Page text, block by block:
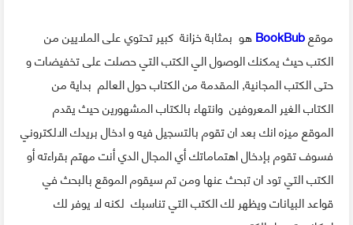
موقعBookBubهو بمثابة خزانة كبير تحتوي على الملايين من
الكتب حيث يمكنك الوصول الي الكتب التي حصلت على تخفيضات و
حتى الكتب المجانية, المقدمة من الكتاب حول العالم بداية من
الكتاب الغير المعروفين وانتهاء بالكتاب المشهورين حيث يقدم
الموقع ميزه انك بعد ان تقوم بالتسجيل فيه و ادخال بريدك الالكتروني
فسوف تقوم بإدخال اهتماماتك أي المجال الدي أنت مهتم بقراءته أو
الكتب التي تود ان تبحث عنها ومن تم سيقوم الموقع بالبحث في
قواعد البيانات ويظهر لك الكتب التي تناسبك لكنه لا يوفر لك